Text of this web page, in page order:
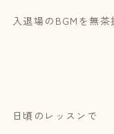
入退場のBGMを無茶
日頃のレッスンで